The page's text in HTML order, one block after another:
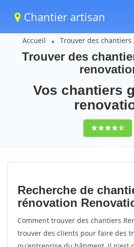
Chantier artisan
Accueil Trouver des
Trouver des
Vos chantiers
9,5(100%)69
votes
Recherche de
rénovation
Comment trouver des chantiers
trouver des clients pour faire des